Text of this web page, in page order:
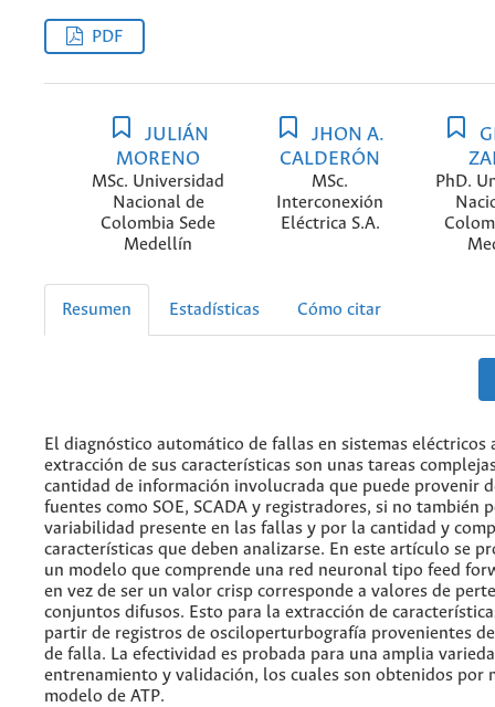
PDF
JULIÁN
MORENO
MSc. Universidad
Nacional de
Colombia Sede
Medellín
JHON A.
CALDERÓN
MSc.
Interconexión
Eléctrica S.A.
PhD.
Resumen Estadísticas Cómo citar
El diagnóstico automático de fallas en sistemas eléctricos
extracción de sus características son unas tareas
cantidad de información involucrada que puede provenir
fuentes como SOE, SCADA y registradores, si no también
variabilidad presente en las fallas y por la cantidad y
características que deben analizarse. En este artículo se
un modelo que comprende una red neuronal tipo feed
en vez de ser un valor crisp corresponde a valores de
conjuntos difusos. Esto para la extracción de
partir de registros de osciloperturbografía provenientes
de falla. La efectividad es probada para una amplia
entrenamiento y validación, los cuales son obtenidos por
modelo de ATP.